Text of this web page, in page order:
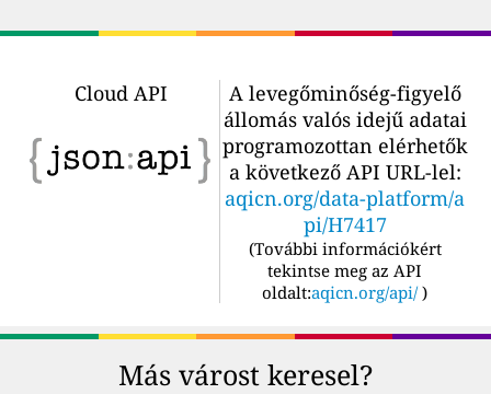
Cloud API
A levegőminőség-figyelő
állomás valós idejű adatai
programozottan elérhetők
a következő API URL-lel:
aqicn.org/data-platform/a
pi/H7417
(További információkért
tekintse meg az API
oldalt:aqicn.org/api/ )
Más várost keresel?